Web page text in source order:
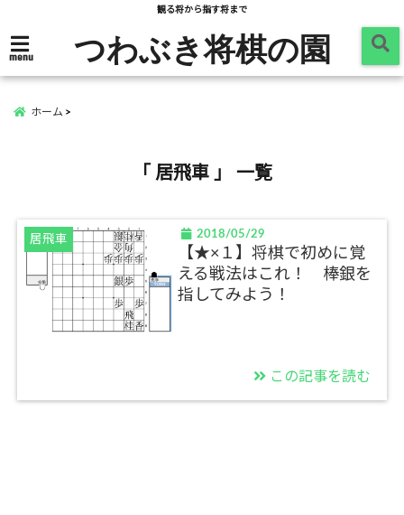
観る将から指す将まで
menu つわぶき将棋の園
ホーム
「 居飛車 」 一覧
居飛車 2018/05/29
【★×１】将棋で初めに覚
える戦法はこれ！ 棒銀を
指してみよう！
この記事を読む